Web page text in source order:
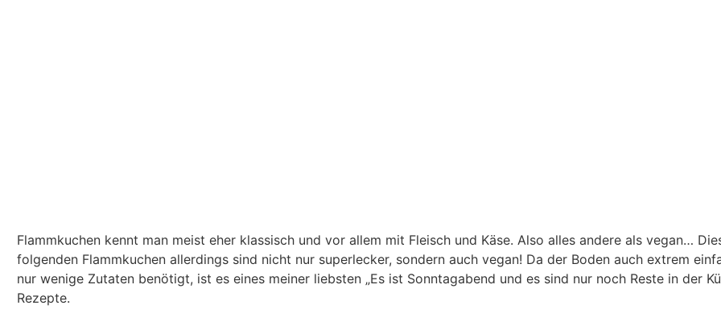
Flammkuchen kennt man meist eher klassisch und vor allem mit Fleisch und Käse. Also alles andere als vegan…
folgenden Flammkuchen allerdings sind nicht nur superlecker, sondern auch vegan! Da der Boden auch extrem
nur wenige Zutaten benötigt, ist es eines meiner liebsten „Es ist Sonntagabend und es sind nur noch Reste in der
Rezepte.